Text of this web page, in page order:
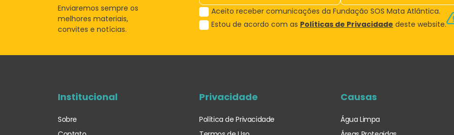
Enviaremos sempre os
melhores materiais,
convites e notícias.
Aceito receber comunicações da Fundação SOS Mata Atlântica.
Estou de acordo com as Políticas de Privacidade deste website.
Institucional
Sobre
Privacidade
Política de Privacidade
Causas
Água Limpa